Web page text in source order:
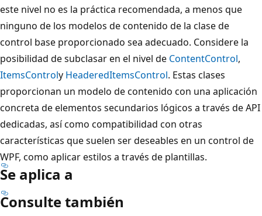
este nivel no es la práctica recomendada, a menos que
ninguno de los modelos de contenido de la clase de
control base proporcionado sea adecuado. Considere la
posibilidad de subclasar en el nivel de ContentControl,
ItemsControly HeaderedItemsControl. Estas clases
proporcionan un modelo de contenido con una aplicación
concreta de elementos secundarios lógicos a través de API
dedicadas, así como compatibilidad con otras
características que suelen ser deseables en un control de
WPF, como aplicar estilos a través de plantillas.
Se aplica a
Consulte también